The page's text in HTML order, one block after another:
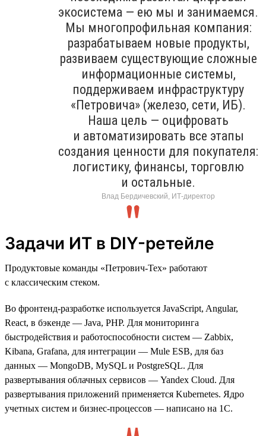
экосистема — ею мы и занимаемся.
Мы многопрофильная компания:
разрабатываем новые продукты,
развиваем существующие сложные
информационные системы,
поддерживаем инфраструктуру
«Петровича» (железо, сети, ИБ).
Наша цель — оцифровать
и автоматизировать все этапы
создания ценности для покупателя:
логистику, финансы, торговлю
и остальные.
Влад Бердичевский, ИТ-директор
Задачи ИТ в DIY-ретейле
Продуктовые команды «Петрович-Тех» работают
с классическим стеком.
Во фронтенд-разработке используется JavaScript, Angular,
React, в бэкенде — Java, PHP. Для мониторинга
быстродействия и работоспособности систем — Zabbix,
Kibana, Grafana, для интеграции — Mule ESB, для баз
данных — MongoDB, MySQL и PostgreSQL. Для
развертывания облачных сервисов — Yandex Cloud. Для
развертывания приложений применяется Kubernetes. Ядро
учетных систем и бизнес-процессов — написано на 1С.